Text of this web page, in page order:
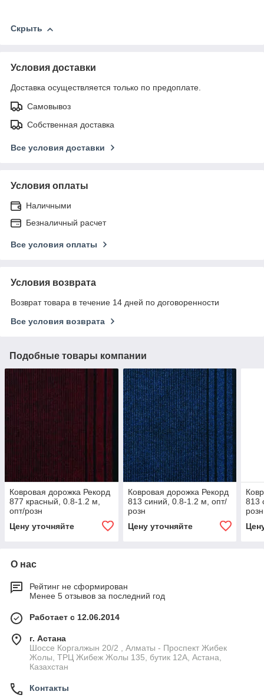
Скрыть
Условия доставки
Доставка осуществляется только по предоплате.
Самовывоз
Собственная доставка
Все условия доставки
Условия оплаты
Наличными
Безналичный расчет
Все условия оплаты
Условия возврата
Возврат товара в течение 14 дней по договоренности
Все условия возврата
Подобные товары компании
Ковровая дорожка Рекорд
877 красный, 0.8-1.2 м,
опт/розн
Цену уточняйте
Ковровая дорожка Рекорд
813 синий, 0.8-1.2 м, опт/
розн
Цену уточняйте
813
розн
О нас
Рейтинг не сформирован
Менее 5 отзывов за последний год
Работает с 12.06.2014
г. Астана
Шоссе Коргалжын 20/2 , Алматы - Проспект Жибек
Жолы, ТРЦ Жибеж Жолы 135, бутик 12А, Астана,
Казахстан
Контакты